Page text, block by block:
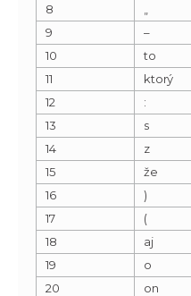
8
9
–
10
to
11
ktorý
12
:
13
s
14
z
15
že
16
)
17
(
18
aj
19
o
20
on